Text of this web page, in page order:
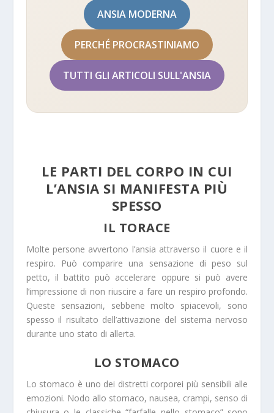
ANSIA MODERNA
PERCHÉ PROCRASTINIAMO
TUTTI GLI ARTICOLI SULL'ANSIA
LE PARTI DEL CORPO IN CUI
L’ANSIA SI MANIFESTA PIÙ
SPESSO
IL TORACE
Molte persone avvertono l’ansia attraverso il cuore e il
respiro. Può comparire una sensazione di peso sul
petto, il battito può accelerare oppure si può avere
l’impressione di non riuscire a fare un respiro profondo.
Queste sensazioni, sebbene molto spiacevoli, sono
spesso il risultato dell’attivazione del sistema nervoso
durante uno stato di allerta.
LO STOMACO
Lo stomaco è uno dei distretti corporei più sensibili alle
emozioni. Nodo allo stomaco, nausea, crampi, senso di